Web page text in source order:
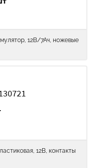
12В/7Ач, ножевые
12В, контакты